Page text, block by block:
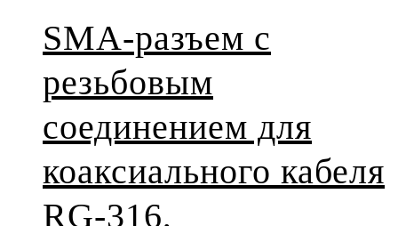
SMA-разъем с
резьбовым
соединением для
коаксиального кабеля
RG-316,